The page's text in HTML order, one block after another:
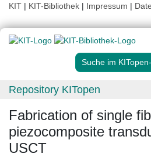
KIT | KIT-Bibliothek | Impressum |
Suche im
Repository KITopen
Fabrication of single
piezocomposite
USCT